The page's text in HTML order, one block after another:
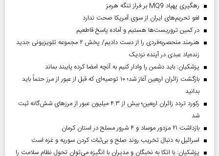
رهگیری پهپاد MQ9 بر فراز تنگه هرمز
لغو تحریم‌های ایران از سوی آمریکا صحت ندارد
در کمین تروریست‌ها هستیم و آماده پاسخ قاطعیم
هنرمند منحصر‌به‌فردی را از دست دادیم/ پخش ۲ مجموعه تلویزیونی جدید
زنده‌یاد عبدی در آینده نزدیک
پزشکیان: باید دشمن را وادار کنیم به آنچه امضا کرده پایبند بماند
بازگشت زائران اربعین آغاز شد؛ ۱۰ توصیه‌ای که قبل از عبور از مرز حتماً باید
بدانید
رکورد تردد زائران اربعین؛ بیش از ۴.۳ میلیون عبور از مرزهای شش‌گانه ثبت
شد
بازداشت ۲۱ مزدور موساد و ۴ شرور مسلح در استان کرمان
اسرائیل به دنبال تخریب روند صلح و بی‌ثبات کردن سوریه و غزه است
پزشکیان: با اتکا به نخبگان و مدیران با انگیزه می‌توان تحول نظام سلامت را